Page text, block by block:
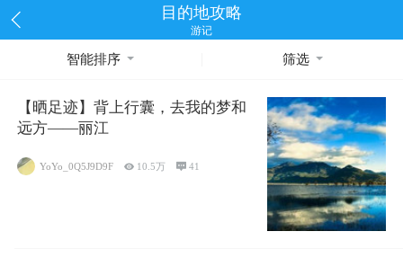
目的地攻略
游记
智能排序 筛选
【晒足迹】背上行囊，去我的梦和
远方——丽江
YoYo_0Q5J9D9F  10.5万 41